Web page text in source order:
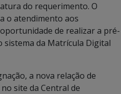
do requerimento. O
o atendimento aos
de realizar a pré-
sistema da Matrícula Digital
a nova relação de
site da Central de